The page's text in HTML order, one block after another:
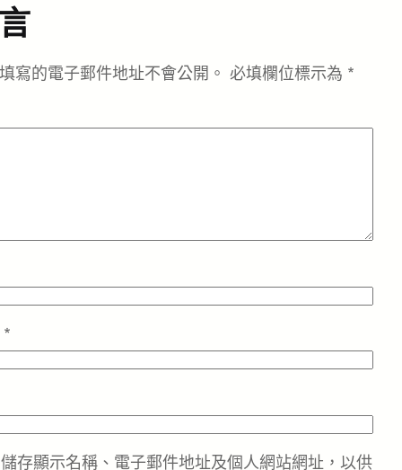
寫的電子郵件地址不會公開。 必填欄位標示為 *
*
存顯示名稱、電子郵件地址及個人網站網址，以供